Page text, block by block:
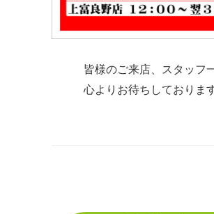
皆様のご来店、スタッフ
心よりお待ちしております